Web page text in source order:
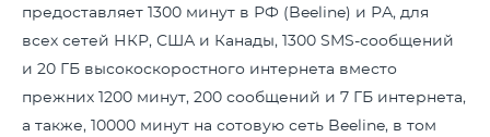
предоставляет 1300 минут в РФ (Beeline) и РА, для
всех сетей НКР, США и Канады, 1300 SMS-сообщений
и 20 ГБ высокоскоростного интернета вместо
прежних 1200 минут, 200 сообщений и 7 ГБ интернета,
а также, 10000 минут на сотовую сеть Beeline, в том